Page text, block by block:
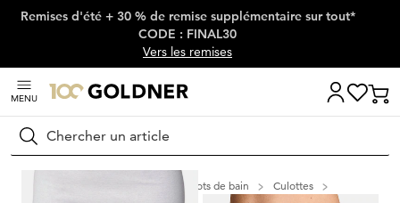
Passer la navigation, aller directement au contenu
Remises d'été + 30 % de remise supplémentaire sur tout*
CODE : FINAL30
Vers les remises
MENU
Rechercher
Lingerie & maillots de bain
Culottes